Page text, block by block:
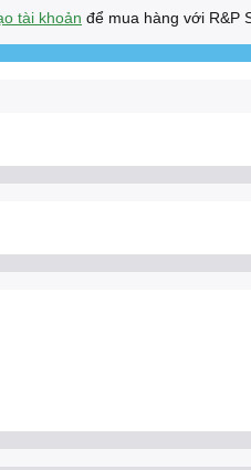
tài khoản để mua hàng với R&P